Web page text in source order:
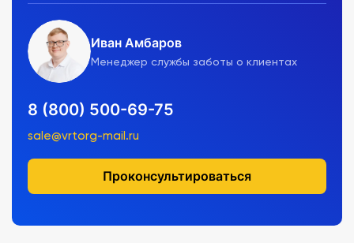
Иван Амбаров
Менеджер службы заботы о клиентах
8 (800) 500-69-75
sale@vrtorg-mail.ru
Проконсультироваться